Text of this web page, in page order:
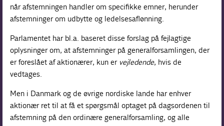
når afstemningen handler om specifikke emner, herunder
afstemninger om udbytte og ledelsesaflønning.
Parlamentet har bl.a. baseret disse forslag på fejlagtige
oplysninger om, at afstemninger på generalforsamlingen, der
er foreslået af aktionærer, kun er vejledende, hvis de
vedtages.
Men i Danmark og de øvrige nordiske lande har enhver
aktionær ret til at få et spørgsmål optaget på dagsordenen til
afstemning på den ordinære generalforsamling, og alle